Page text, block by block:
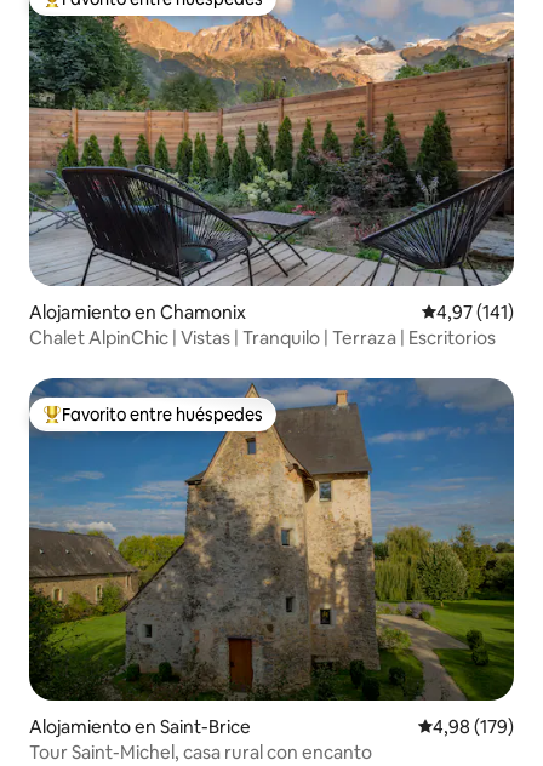
Favorito entre los huéspedes más destacados
Alojamiento en Chamonix Calificación
4,97 (141)
Chalet AlpinChic | Vistas | Tranquilo | Terraza | Escritorios
Favorito entre los huéspedes más destacados
Favorito entre huéspedes
Alojamiento en Saint-Brice Calificación
4,98 (179)
Tour Saint-Michel, casa rural con encanto